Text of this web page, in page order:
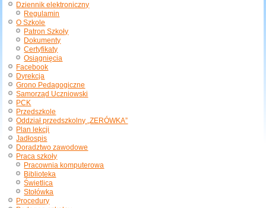
Dziennik elektroniczny
Regulamin
O Szkole
Patron Szkoły
Dokumenty
Certyfikaty
Osiągnięcia
Facebook
Dyrekcja
Grono Pedagogiczne
Samorząd Uczniowski
PCK
Przedszkole
Oddział przedszkolny „ZERÓWKA”
Plan lekcji
Jadłospis
Doradztwo zawodowe
Praca szkoły
Pracownia komputerowa
Biblioteka
Świetlica
Stołówka
Procedury